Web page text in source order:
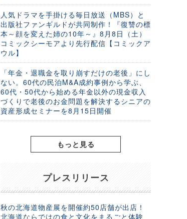
人気ドラマを手掛ける毎日放送（MBS）と
出版社ファンギルドが共同制作！『復讐の標
本～顔を変えた姉の10年～』8月8日（土）
コミックシーモアより先行配信【コミックア
ウル】
「年金・退職金を取り崩すだけの老後」にし
ない。60代の民泊M&A成約事例から学ぶ、
60代・50代から始める年金以外の現金収入
づくりで老後のお金問題を解決するシニアの
資産形成セミナーを8月15日開催
もっと見る
プレスリリース
秋の北海道物産展を開催約50店舗が出店！
北海道ならではの食と文化をまるごと体験